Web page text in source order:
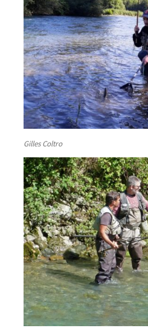
Gilles Coltro